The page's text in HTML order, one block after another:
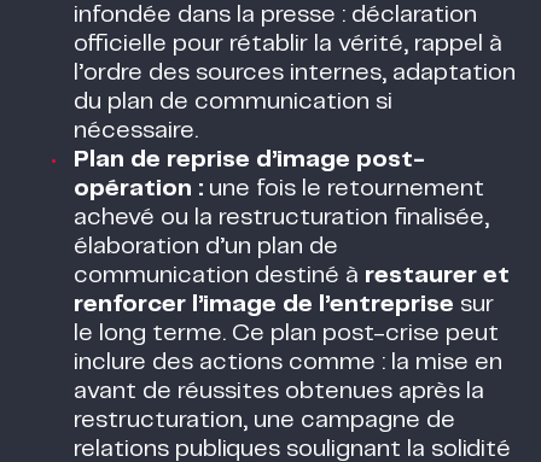
infondée dans la presse : déclaration
officielle pour rétablir la vérité, rappel à
l’ordre des sources internes, adaptation
du plan de communication si
nécessaire.
Plan de reprise d’image post-
opération :une fois le retournement
achevé ou la restructuration finalisée,
élaboration d’un plan de
communication destiné à restaurer et
renforcer l’image de l’entreprise sur
le long terme. Ce plan post-crise peut
inclure des actions comme : la mise en
avant de réussites obtenues après la
restructuration, une campagne de
relations publiques soulignant la solidité